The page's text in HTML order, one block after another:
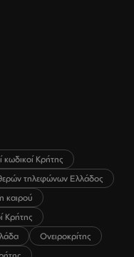
κωδικοί Κρήτης
τηλεφώνων Ελλάδος
καιρού
Κρήτης
Ονειροκρίτης